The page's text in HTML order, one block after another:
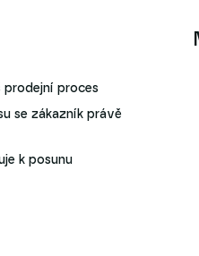
proces
se zákazník právě
k posunu